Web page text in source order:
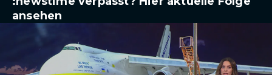
ansehen